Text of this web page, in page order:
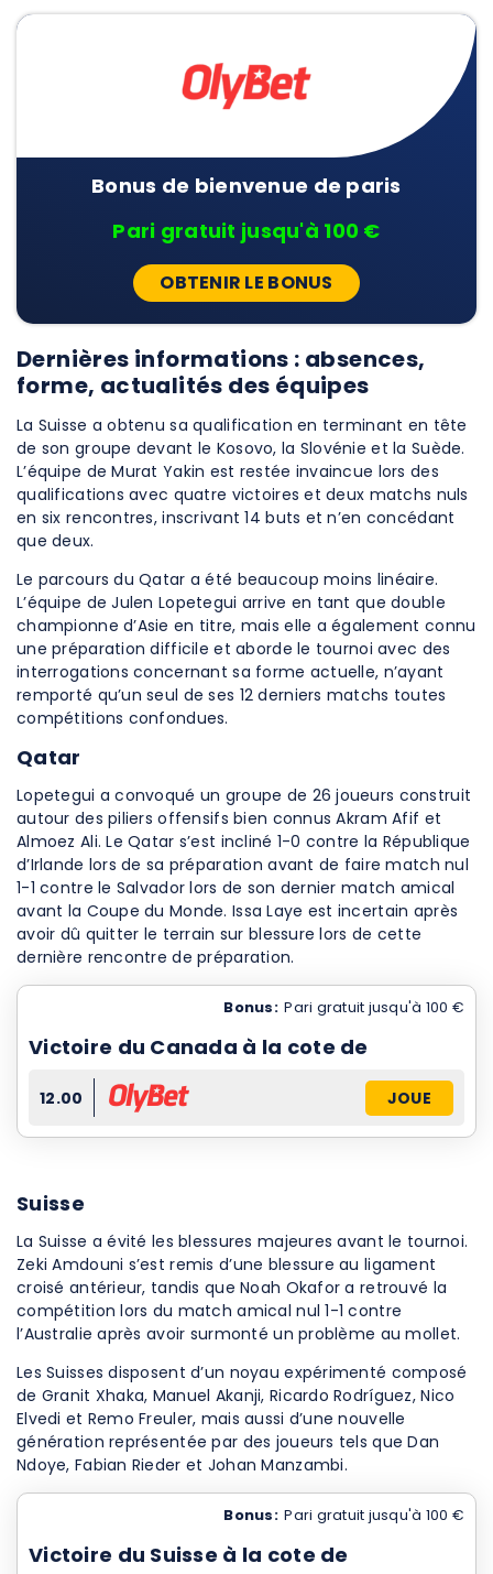
Bonus de bienvenue de paris
Pari gratuit jusqu'à 100 €
OBTENIR LE BONUS
Dernières informations : absences,
forme, actualités des équipes
La Suisse a obtenu sa qualification en terminant en tête
de son groupe devant le Kosovo, la Slovénie et la Suède.
L’équipe de Murat Yakin est restée invaincue lors des
qualifications avec quatre victoires et deux matchs nuls
en six rencontres, inscrivant 14 buts et n’en concédant
que deux.
Le parcours du Qatar a été beaucoup moins linéaire.
L’équipe de Julen Lopetegui arrive en tant que double
championne d’Asie en titre, mais elle a également connu
une préparation difficile et aborde le tournoi avec des
interrogations concernant sa forme actuelle, n’ayant
remporté qu’un seul de ses 12 derniers matchs toutes
compétitions confondues.
Qatar
Lopetegui a convoqué un groupe de 26 joueurs construit
autour des piliers offensifs bien connus Akram Afif et
Almoez Ali. Le Qatar s’est incliné 1-0 contre la République
d’Irlande lors de sa préparation avant de faire match nul
1-1 contre le Salvador lors de son dernier match amical
avant la Coupe du Monde. Issa Laye est incertain après
avoir dû quitter le terrain sur blessure lors de cette
dernière rencontre de préparation.
Bonus: Pari gratuit jusqu'à 100 €
Victoire du Canada à la cote de
12.00 JOUE
Suisse
La Suisse a évité les blessures majeures avant le tournoi.
Zeki Amdouni s’est remis d’une blessure au ligament
croisé antérieur, tandis que Noah Okafor a retrouvé la
compétition lors du match amical nul 1-1 contre
l’Australie après avoir surmonté un problème au mollet.
Les Suisses disposent d’un noyau expérimenté composé
de Granit Xhaka, Manuel Akanji, Ricardo Rodríguez, Nico
Elvedi et Remo Freuler, mais aussi d’une nouvelle
génération représentée par des joueurs tels que Dan
Ndoye, Fabian Rieder et Johan Manzambi.
Bonus: Pari gratuit jusqu'à 100 €
Victoire du Suisse à la cote de